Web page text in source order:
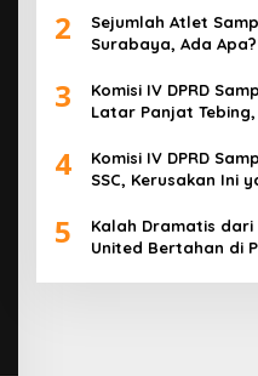
2
Sejumlah Atlet
Surabaya, Ada Apa?
3
Komisi IV DPRD
Latar Panjat
4
Komisi IV DPRD
SSC, Kerusakan Ini
5
Kalah Dramatis
United Bertahan di